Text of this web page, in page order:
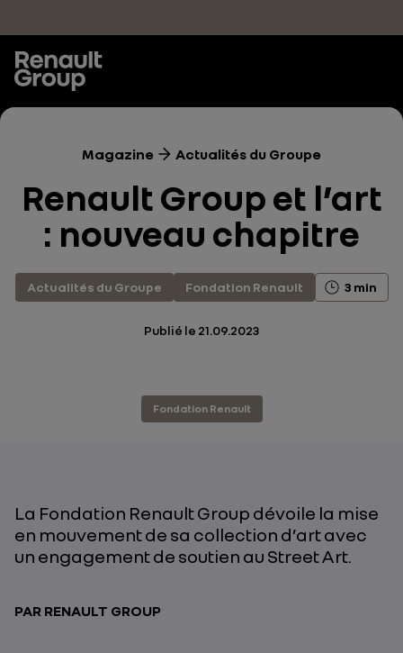
Magazine Actualités du Groupe
Renault Group et l’art
: nouveau chapitre
Actualités du Groupe Fondation Renault 3 min
Publié le 21.09.2023
Fondation Renault
La Fondation Renault Group dévoile la mise
en mouvement de sa collection d’art avec
un engagement de soutien au Street Art.
PAR RENAULT GROUP